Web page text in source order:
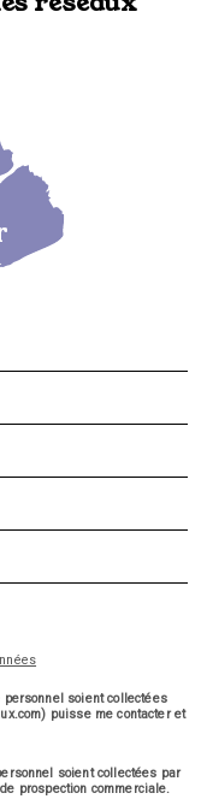
soient collectées
puisse me contacter et
soient collectées par
prospection commerciale.